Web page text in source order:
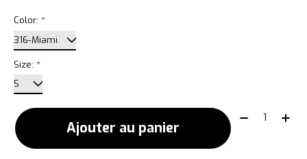
Color: *
Size: *
Ajouter au panier
Quantité: